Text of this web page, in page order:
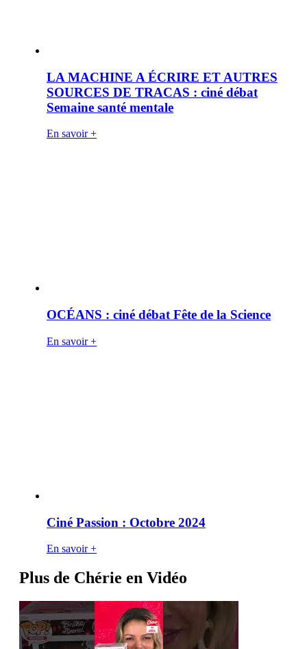
LA MACHINE A ÉCRIRE ET AUTRES
SOURCES DE TRACAS : ciné débat
Semaine santé mentale
En savoir +
OCÉANS : ciné débat Fête de la Science
En savoir +
Ciné Passion : Octobre 2024
En savoir +
Plus de Chérie en Vidéo